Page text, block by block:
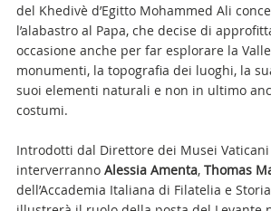
del Khedivè d’Egitto Mohammed Ali
l’alabastro al Papa, che decise di
occasione anche per far esplorare la
monumenti, la topografia dei luoghi, la
suoi elementi naturali e non in ultimo
costumi.
Introdotti dal Direttore dei Musei Vaticani
interverranno Alessia Amenta, Thomas
dell’Accademia Italiana di Filatelia e